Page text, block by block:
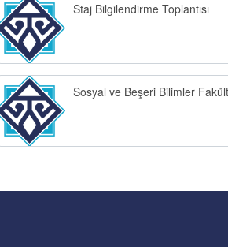
Staj Bilgilendirme Toplantısı
Sosyal ve Beşeri Bilimler